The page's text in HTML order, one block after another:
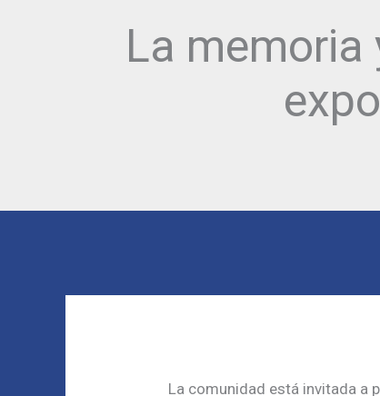
La memoria
La comunidad está invitada a